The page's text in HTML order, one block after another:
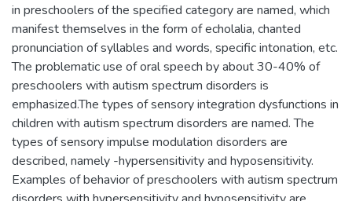
in preschoolers of the specified category are named, which
manifest themselves in the form of echolalia, chanted
pronunciation of syllables and words, specific intonation, etc.
The problematic use of oral speech by about 30-40% of
preschoolers with autism spectrum disorders is
emphasized.The types of sensory integration dysfunctions in
children with autism spectrum disorders are named. The
types of sensory impulse modulation disorders are
described, namely -hypersensitivity and hyposensitivity.
Examples of behavior of preschoolers with autism spectrum